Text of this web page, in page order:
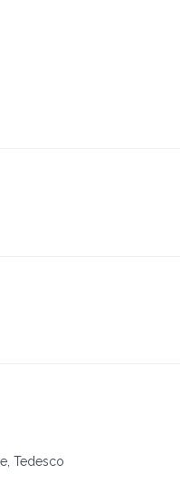
Tedesco